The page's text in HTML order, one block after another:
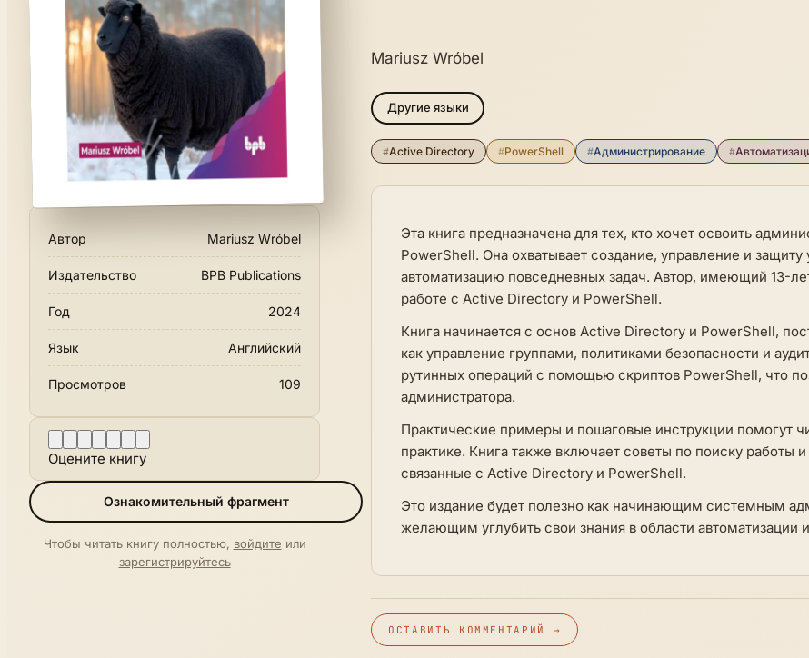
Автор Mariusz Wróbel
Издательство BPB Publications
Год 2024
Язык Английский
Просмотров 109
Оцените книгу
Ознакомительный фрагмент
Чтобы читать книгу полностью, войдите или
зарегистрируйтесь
Mariusz Wróbel
Другие языки
#Active Directory #PowerShell #Администрирование #
Эта книга предназначена для тех, кто хочет освоить
PowerShell. Она охватывает создание, управление и
автоматизацию повседневных задач. Автор, имеющий 13-
работе с Active Directory и PowerShell.
Книга начинается с основ Active Directory и PowerShell,
как управление группами, политиками безопасности и
рутинных операций с помощью скриптов PowerShell, что
администратора.
Практические примеры и пошаговые инструкции помогут
практике. Книга также включает советы по поиску работы
связанные с Active Directory и PowerShell.
Это издание будет полезно как начинающим системным
желающим углубить свои знания в области автоматизации
ОСТАВИТЬ КОММЕНТАРИЙ →